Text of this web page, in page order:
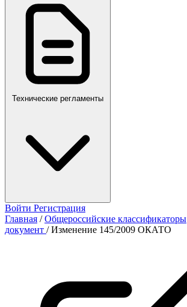
ПР,Р,ПМГ,РМГ
Технические регламенты
Войти Регистрация
Главная / Общероссийские классификаторы
документ / Изменение 145/2009 ОКАТО